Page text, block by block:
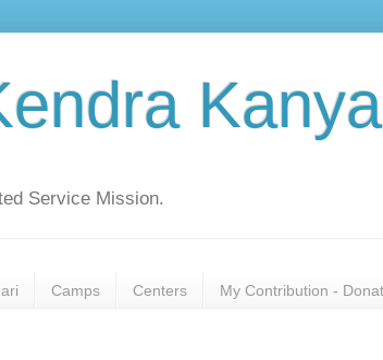
Service Mission.
Camps Centers My Contribution -